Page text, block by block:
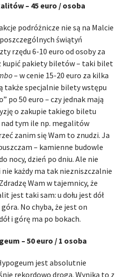
– 45 euro / osoba
podróżnicze nie są na Malcie
świątyń
rzędu 6-10 euro od osoby za
kupić pakiety biletów – taki bilet
– w cenie 15-20 euro za kilka
także specjalnie bilety wstępu
po 50 euro – czy jednak mają
o zakupie takiego biletu
tym ile np. megalitów
zanim się Wam to znudzi. Ja
– kamienne budowle
nocy, dzień po dniu. Ale nie
każdy ma tak niezniszczalnie
Wam w tajemnicy, że
jest taki sam: u dołu jest dół
No chyba, że jest on
i górę ma po bokach.
– 50 euro / 1 osoba
jest absolutnie
rekordowo droga. Wynika to z